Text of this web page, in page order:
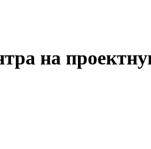
на